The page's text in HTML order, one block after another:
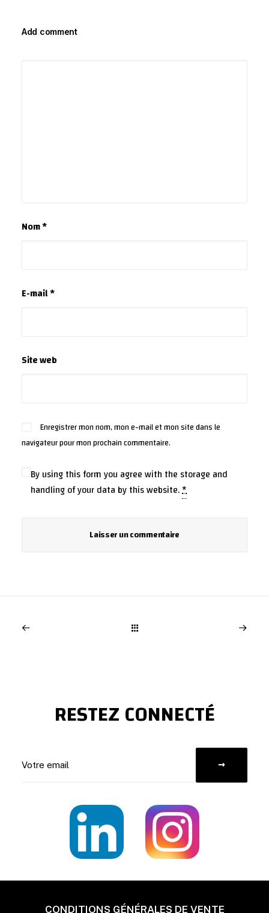
Add comment
Nom*
E-mail*
Site web
Enregistrer mon nom, mon e-mail et mon site dans le
navigateur pour mon prochain commentaire.
By using this form you agree with the storage and
handling of your data by this website.*
RESTEZ CONNECTÉ
CONDITIONS GÉNÉRALES DE VENTE